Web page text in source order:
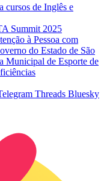
cursos de Inglês e
Summit 2025
à Pessoa com
do Estado de São
Municipal de Esporte de
Threads Bluesky